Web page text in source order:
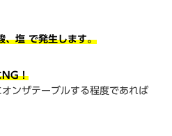
、塩 で発生します。
NG！
オンザテーブルする程度であれば